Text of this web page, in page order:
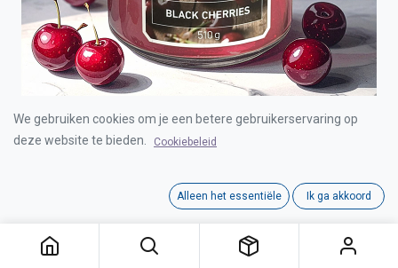
CANDLE BROTHERS BLACK CHERRIES SCENTED
We gebruiken cookies om je een betere gebruikerservaring op
deze website te bieden.
Cookiebeleid
Alleen het essentiële Ik ga akkoord